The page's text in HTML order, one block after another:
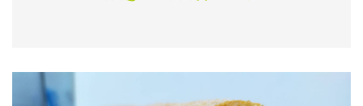
Ingredienti (per 4 persone)